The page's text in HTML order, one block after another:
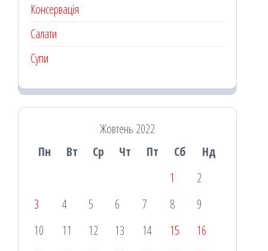
Консервація
Салати
Супи
Жовтень 2022
Пн
Вт Ср Чт Пт Сб
Нд
1
2
3
4 5 6 7 8
9
10
11 12 13 14 15
16